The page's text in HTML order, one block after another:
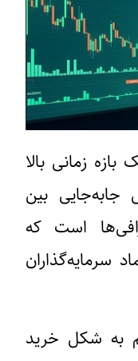
زمانی بالا
جابه‌جایی بین
است که
سرمایه‌گذاران
به شکل خرید